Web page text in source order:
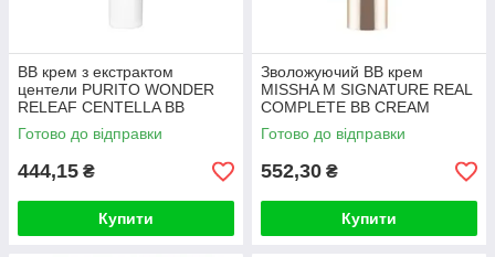
ВВ крем з екстрактом
центели PURITO WONDER
RELEAF CENTELLA BB
Cream #23 Natural Beige 30ml
Готово до відправки
444,15 ₴
Купити
Зволожуючий ВВ крем
MISSHA M SIGNATURE REAL
COMPLETE BB CREAM
SPF25/PA++ 45g (№21)
Готово до відправки
552,30 ₴
Купити